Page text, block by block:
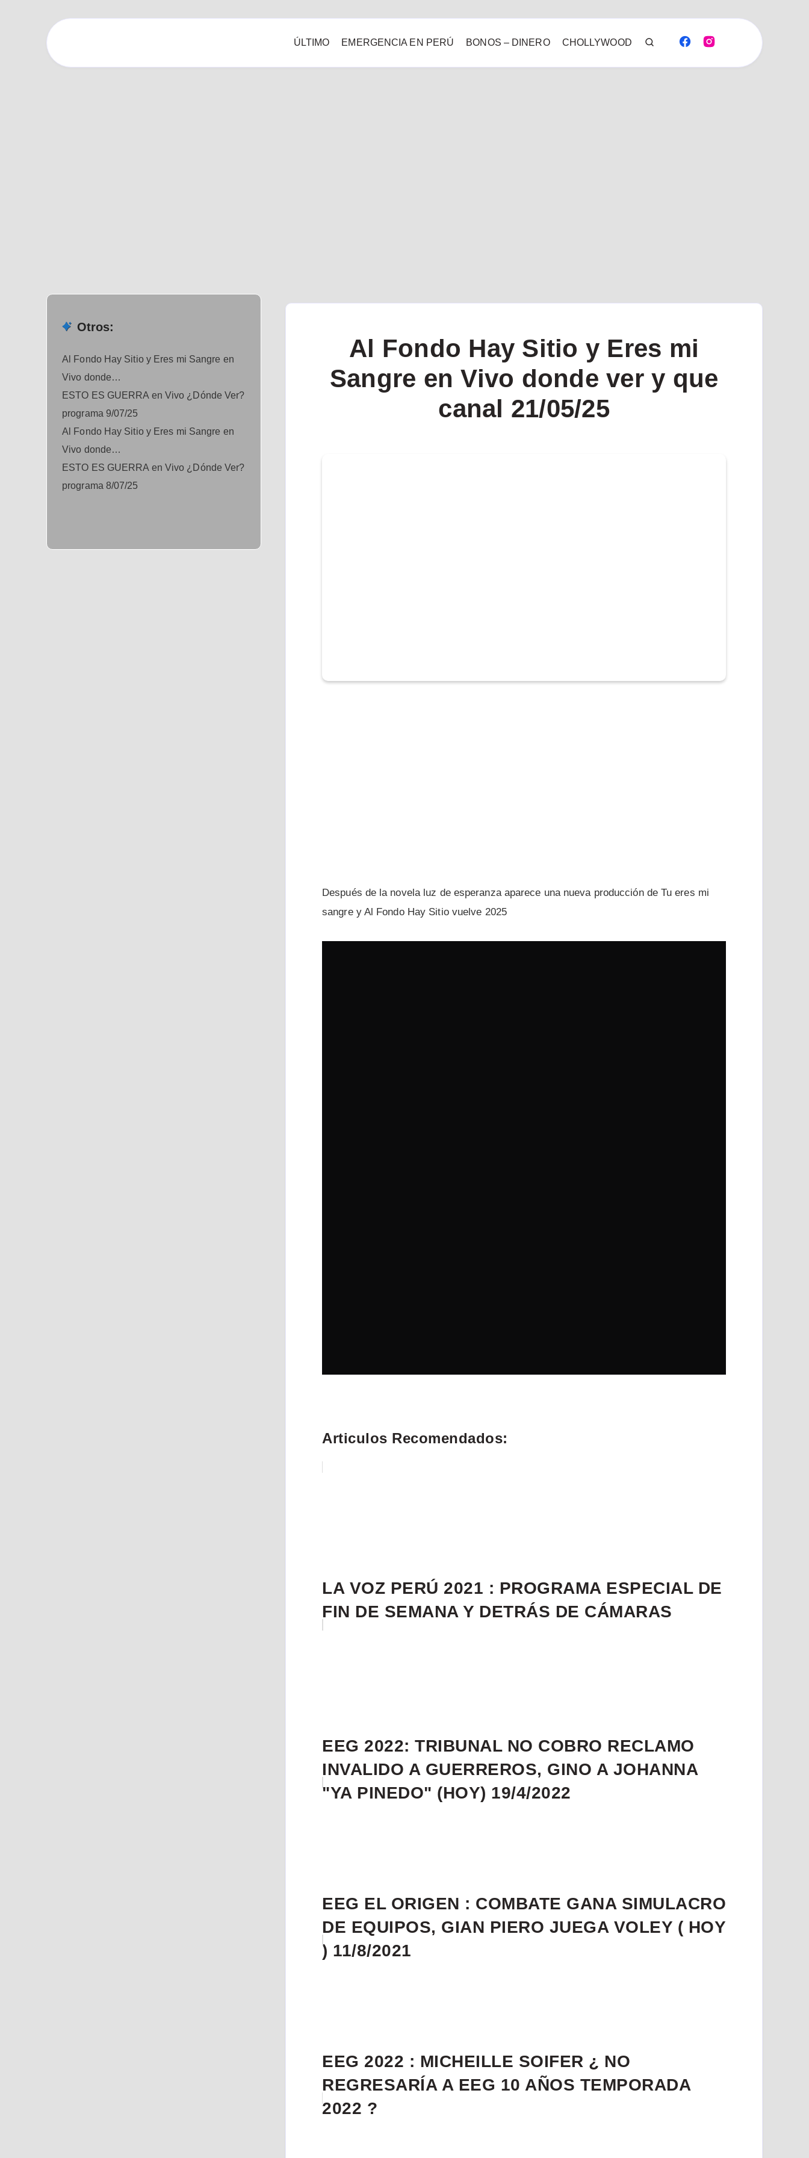
ÚLTIMO EMERGENCIA EN PERÚ BONOS – DINERO CHOLLYWOOD
Al Fondo Hay Sitio y Eres mi
Sangre en Vivo donde ver y que
canal 21/05/25
Después de la novela luz de esperanza aparece una nueva producción de Tu eres mi
sangre y Al Fondo Hay Sitio vuelve 2025
Articulos Recomendados:
LA VOZ PERÚ 2021 : PROGRAMA ESPECIAL DE
FIN DE SEMANA Y DETRÁS DE CÁMARAS
EEG 2022: TRIBUNAL NO COBRO RECLAMO
INVALIDO A GUERREROS, GINO A JOHANNA
"YA PINEDO" (HOY) 19/4/2022
EEG EL ORIGEN : COMBATE GANA SIMULACRO
DE EQUIPOS, GIAN PIERO JUEGA VOLEY ( HOY
) 11/8/2021
EEG 2022 : MICHEILLE SOIFER ¿ NO
REGRESARÍA A EEG 10 AÑOS TEMPORADA
2022 ?
Otros:
Al Fondo Hay Sitio y Eres mi Sangre en
Vivo donde…
ESTO ES GUERRA en Vivo ¿Dónde Ver?
programa 9/07/25
Al Fondo Hay Sitio y Eres mi Sangre en
Vivo donde…
ESTO ES GUERRA en Vivo ¿Dónde Ver?
programa 8/07/25